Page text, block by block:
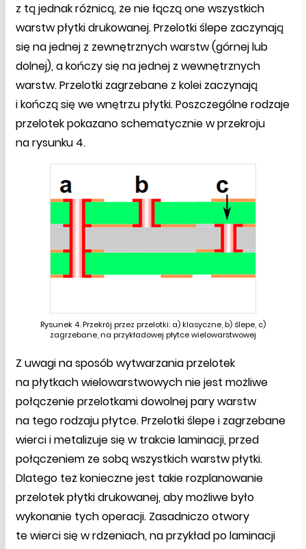
z tą jednak różnicą, że nie łączą one wszystkich
warstw płytki drukowanej. Przelotki ślepe zaczynają
się na jednej z zewnętrznych warstw (górnej lub
dolnej), a kończy się na jednej z wewnętrznych
warstw. Przelotki zagrzebane z kolei zaczynają
i kończą się we wnętrzu płytki. Poszczególne rodzaje
przelotek pokazano schematycznie w przekroju
na rysunku 4.
Rysunek 4. Przekrój przez przelotki: a) klasyczne, b) ślepe, c)
zagrzebane, na przykładowej płytce wielowarstwowej
Z uwagi na sposób wytwarzania przelotek
na płytkach wielowarstwowych nie jest możliwe
połączenie przelotkami dowolnej pary warstw
na tego rodzaju płytce. Przelotki ślepe i zagrzebane
wierci i metalizuje się w trakcie laminacji, przed
połączeniem ze sobą wszystkich warstw płytki.
Dlatego też konieczne jest takie rozplanowanie
przelotek płytki drukowanej, aby możliwe było
wykonanie tych operacji. Zasadniczo otwory
te wierci się w rdzeniach, na przykład po laminacji